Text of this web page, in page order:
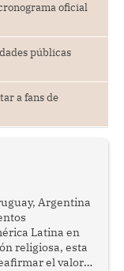
oficial
públicas
a fans de
Argentina
Latina en
religiosa, esta
el valor